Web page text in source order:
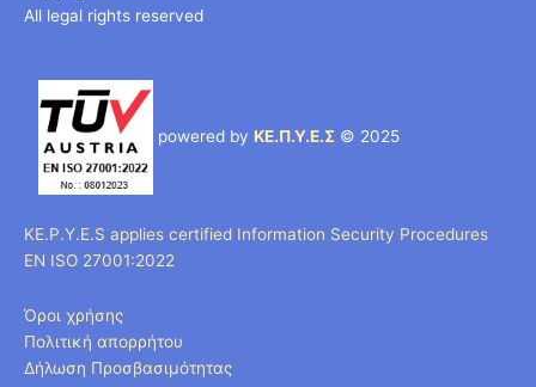
All legal rights reserved
powered by ΚΕ.Π.Υ.Ε.Σ © 2025
KE.P.Y.E.S applies certified Information Security Procedures
EN ISO 27001:2022
Όροι χρήσης
Πολιτική απορρήτου
Δήλωση Προσβασιμότητας